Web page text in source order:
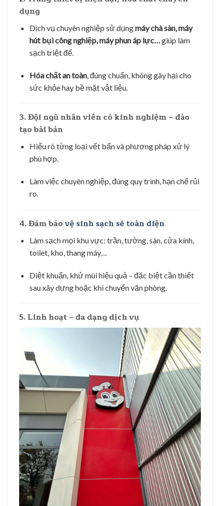
dụng
Dịch vụ chuyên nghiệp sử dụngmáy chà sàn, máy
hút bụi công nghiệp, máy phun áp lực… giúp làm
sạch triệt để.
Hóa chất an toàn, đúng chuẩn, không gây hại cho
sức khỏe hay bề mặt vật liệu.
3. Đội ngũ nhân viên có kinh nghiệm – đào
tạo bài bản
Hiểu rõ từng loại vết bẩn và phương pháp xử lý
phù hợp.
Làm việc chuyên nghiệp, đúng quy trình, hạn chế rủi
ro.
4. Đảm bảovệ sinh sạch sẽ toàn diện
Làm sạch mọi khu vực: trần, tường, sàn, cửa kính,
toilet, kho, thang máy…
Diệt khuẩn, khử mùi hiệu quả – đặc biệt cần thiết
sau xây dựng hoặc khi chuyển văn phòng.
5. Linh hoạt – đa dạng dịch vụ